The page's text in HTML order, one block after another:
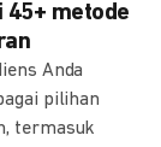
45+ metode
Anda
pilihan
termasuk